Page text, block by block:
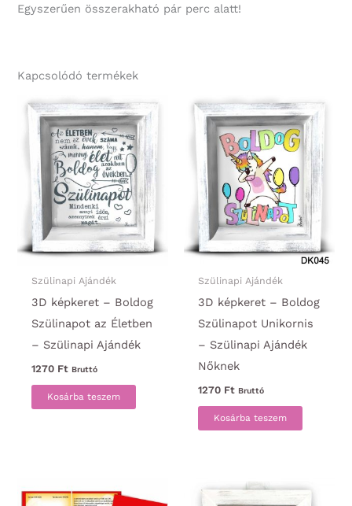
Egyszerűen összerakható pár perc alatt!
Kapcsolódó termékek
Szülinapi Ajándék
3D képkeret – Boldog
Szülinapot az Életben
– Szülinapi Ajándék
1270 Ft Bruttó
Kosárba teszem
Szülinapi Ajándék
3D képkeret – Boldog
Szülinapot Unikornis
– Szülinapi Ajándék
Nőknek
1270 Ft Bruttó
Kosárba teszem